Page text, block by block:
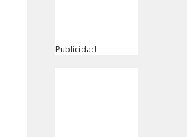
Publicidad